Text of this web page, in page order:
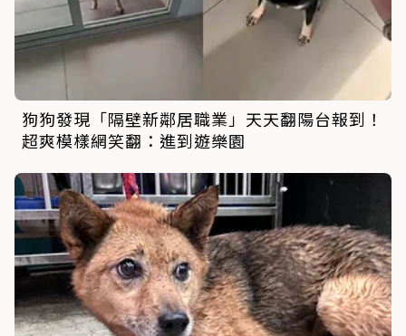
狗狗發現「隔壁新鄰居職業」天天翻陽台報到！
超爽模樣網笑翻：進到遊樂園